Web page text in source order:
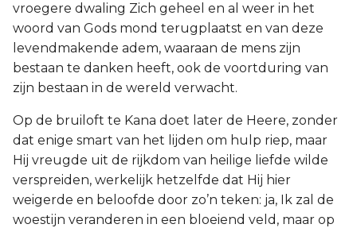
vroegere dwaling Zich geheel en al weer in het
woord van Gods mond terugplaatst en van deze
levendmakende adem, waaraan de mens zijn
bestaan te danken heeft, ook de voortduring van
zijn bestaan in de wereld verwacht.
Op de bruiloft te Kana doet later de Heere, zonder
dat enige smart van het lijden om hulp riep, maar
Hij vreugde uit de rijkdom van heilige liefde wilde
verspreiden, werkelijk hetzelfde dat Hij hier
weigerde en beloofde door zo’n teken: ja, Ik zal de
woestijn veranderen in een bloeiend veld, maar op